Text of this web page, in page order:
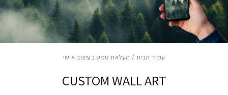
עמוד הבית / העלאת טפט בעיצוב אישי
CUSTOM WALL ART